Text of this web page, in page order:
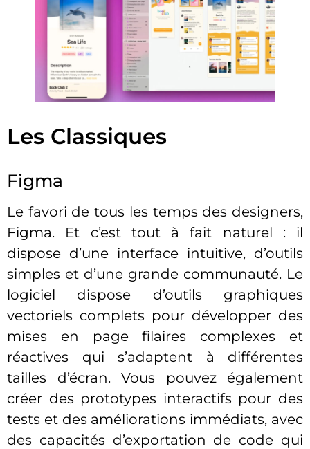
Les Classiques
Figma
Le favori de tous les temps des designers,
Figma. Et c’est tout à fait naturel : il
dispose d’une interface intuitive, d’outils
simples et d’une grande communauté. Le
logiciel dispose d’outils graphiques
vectoriels complets pour développer des
mises en page filaires complexes et
réactives qui s’adaptent à différentes
tailles d’écran. Vous pouvez également
créer des prototypes interactifs pour des
tests et des améliorations immédiats, avec
des capacités d’exportation de code qui